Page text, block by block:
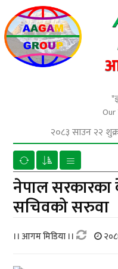
Our
२०८३ साउन २२
नेपाल सरकारका
सचिवको सरुवा
।। आगम मिडिया ।।